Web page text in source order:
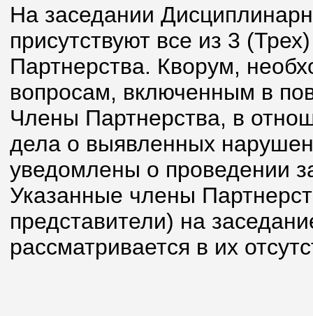
На заседании
присутствуют все из 3
Партнерства. Кворум,
вопросам, включенным в
Члены Партнерства, в
дела о выявленных
уведомлены о проведении
Указанные члены
представители) на
рассматривается в их